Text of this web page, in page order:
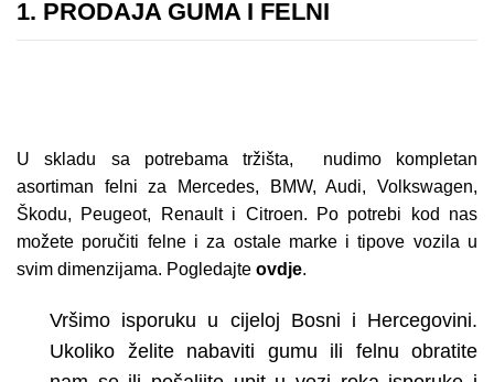
1. PRODAJA GUMA I FELNI
U skladu sa potrebama tržišta, nudimo kompletan
asortiman felni za Mercedes, BMW, Audi, Volkswagen,
Škodu, Peugeot, Renault i Citroen. Po potrebi kod nas
možete poručiti felne i za ostale marke i tipove vozila u
svim dimenzijama. Pogledajte ovdje.
Vršimo isporuku u cijeloj Bosni i Hercegovini.
Ukoliko želite nabaviti gumu ili felnu obratite